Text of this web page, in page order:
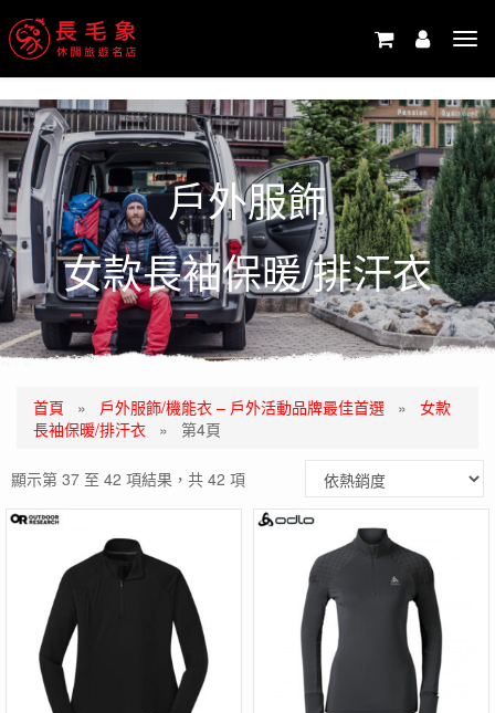
戶外服飾
女款長袖保暖/排汗衣
首頁 » 戶外服飾/機能衣 – 戶外活動品牌最佳首選 » 女款
長袖保暖/排汗衣 » 第4頁
顯示第 37 至 42 項結果，共 42 項